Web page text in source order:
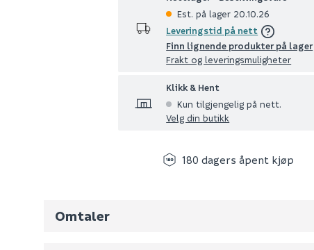
Est. på lager 20.10.26
Leveringstid på nett
Finn lignende produkter på lager
Frakt og leveringsmuligheter
Klikk & Hent
Kun tilgjengelig på nett.
Velg din butikk
180 dagers åpent kjøp
Omtaler